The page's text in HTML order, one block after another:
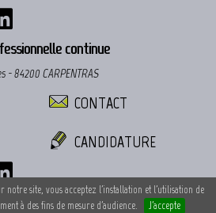
notre site, vous acceptez l'installation et l'utilisation de
à des fins de mesure d'audience.
J'accepte
continue
- 84200 CARPENTRAS
CONTACT
CANDIDATURE